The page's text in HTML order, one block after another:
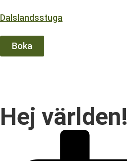
Dalslandsstuga
Boka
Hej världen!